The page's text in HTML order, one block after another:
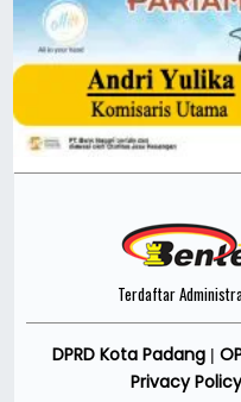
Terdaftar
DPRD Kota Padang|
Privacy Policy